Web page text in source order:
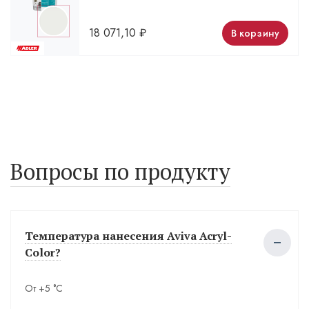
18 071,10 ₽ В корзину
Вопросы по продукту
Температура нанесения Aviva Acryl-
Color?
От +5 °С